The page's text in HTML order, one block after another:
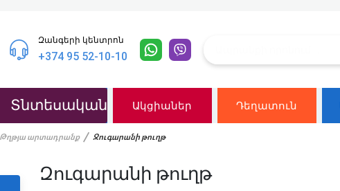
Զանգերի կենտրոն
+374 95 52-10-10
Տնտեսական Ակցիաներ Դեղատուն
Թղթյա արտադրանք Զուգարանի թուղթ
Զուգարանի թուղթ